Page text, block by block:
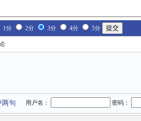
1分 2分 3分 4分 5分
两句 用户名： 密码：